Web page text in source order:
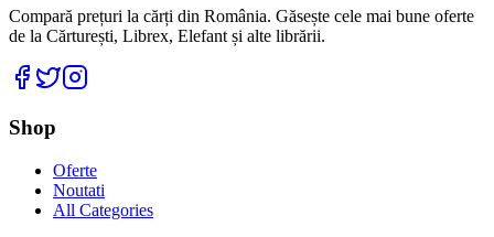
Compară prețuri la cărți din România. Găsește cele mai bune oferte
de la Cărturești, Librex, Elefant și alte librării.
Facebook
Twitter
Shop
Oferte
Noutati
All Categories